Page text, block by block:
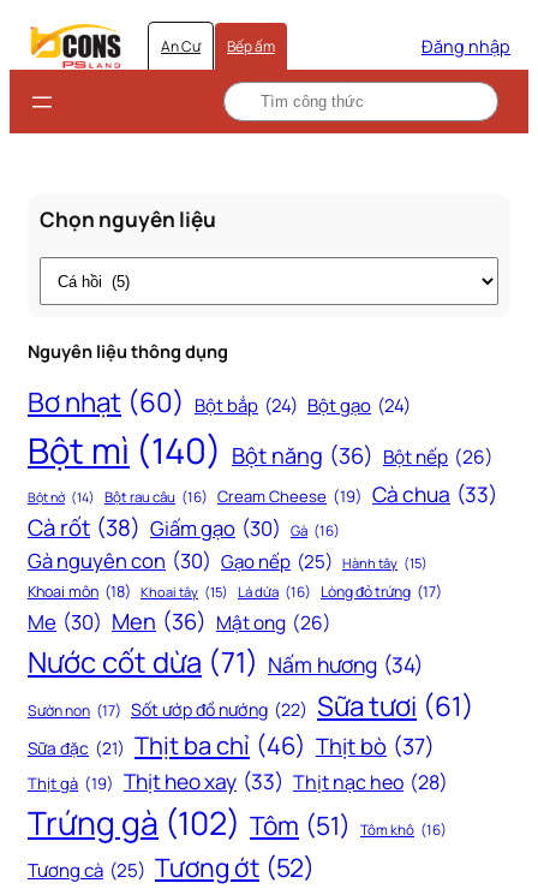
An Cư Bếp ấm Đăng nhập
Chọn nguyên liệu
Thẻ
Nguyên liệu thông dụng
Bơ nhạt (60) Bột bắp (24) Bột gạo (24)
Bột mì (140) Bột năng (36) Bột nếp (26)
Bột nở (14) Bột rau câu (16) Cream Cheese (19) Cà chua (33)
Cà rốt (38) Giấm gạo (30) Gà (16)
Gà nguyên con (30) Gạo nếp (25) Hành tây (15)
Khoai môn (18) Khoai tây (15) Lá dứa (16) Lòng đỏ trứng (17)
Me (30) Men (36) Mật ong (26)
Nước cốt dừa (71) Nấm hương (34)
Sườn non (17) Sốt ướp đồ nướng (22) Sữa tươi (61)
Sữa đặc (21) Thịt ba chỉ (46) Thịt bò (37)
Thịt gà (19) Thịt heo xay (33) Thịt nạc heo (28)
Trứng gà (102) Tôm (51) Tôm khô (16)
Tương cà (25) Tương ớt (52)